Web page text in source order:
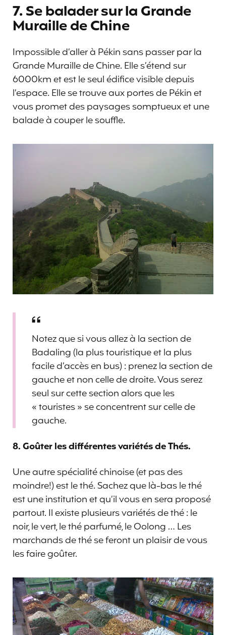
7. Se balader sur la Grande
Muraille de Chine
Impossible d’aller à Pékin sans passer par la
Grande Muraille de Chine. Elle s’étend sur
6000km et est le seul édifice visible depuis
l’espace. Elle se trouve aux portes de Pékin et
vous promet des paysages somptueux et une
balade à couper le souffle.
Notez que si vous allez à la section de
Badaling (la plus touristique et la plus
facile d’accès en bus) : prenez la section de
gauche et non celle de droite. Vous serez
seul sur cette section alors que les
« touristes » se concentrent sur celle de
gauche.
8. Goûter les différentes variétés de Thés.
Une autre spécialité chinoise (et pas des
moindre!) est le thé. Sachez que là-bas le thé
est une institution et qu’il vous en sera proposé
partout. Il existe plusieurs variétés de thé : le
noir, le vert, le thé parfumé, le Oolong … Les
marchands de thé se feront un plaisir de vous
les faire goûter.